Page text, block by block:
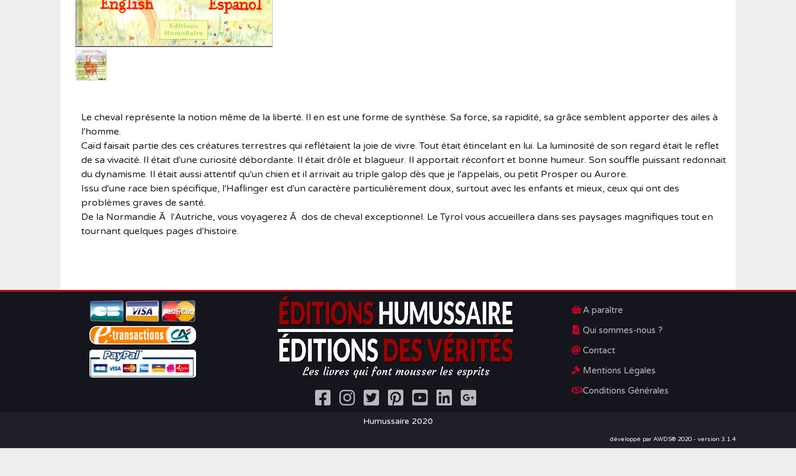
Showbiz
Témoignages
Vie d'antan
Le cheval représente la notion même de la liberté. Il en est une forme de synthèse. Sa force, sa rapidité, sa grâce semblent apporter des ailes à
l'homme.
Caïd faisait partie des ces créatures terrestres qui reflétaient la joie de vivre. Tout était étincelant en lui. La luminosité de son regard était le reflet
de sa vivacité. Il était d'une curiosité débordante. Il était drôle et blagueur. Il apportait réconfort et bonne humeur. Son souffle puissant redonnait
du dynamisme. Il était aussi attentif qu'un chien et il arrivait au triple galop dès que je l'appelais, ou petit Prosper ou Aurore.
Issu d'une race bien spécifique, l'Haflinger est d'un caractère particulièrement doux, surtout avec les enfants et mieux, ceux qui ont des
problèmes graves de santé.
De la Normandie Ã l'Autriche, vous voyagerez Ã dos de cheval exceptionnel. Le Tyrol vous accueillera dans ses paysages magnifiques tout en
tournant quelques pages d'histoire.
Les livres qui font mousser les esprits
A paraître
Qui sommes-nous ?
Contact
Mentions Légales
Conditions Générales
Humussaire 2020
développé par AWDS® 2020 - version 3.1.4